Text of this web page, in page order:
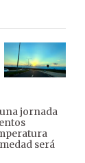
jornada
será